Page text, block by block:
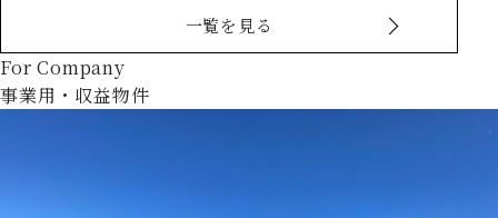
一覧を見る
For Company
事業用・収益物件